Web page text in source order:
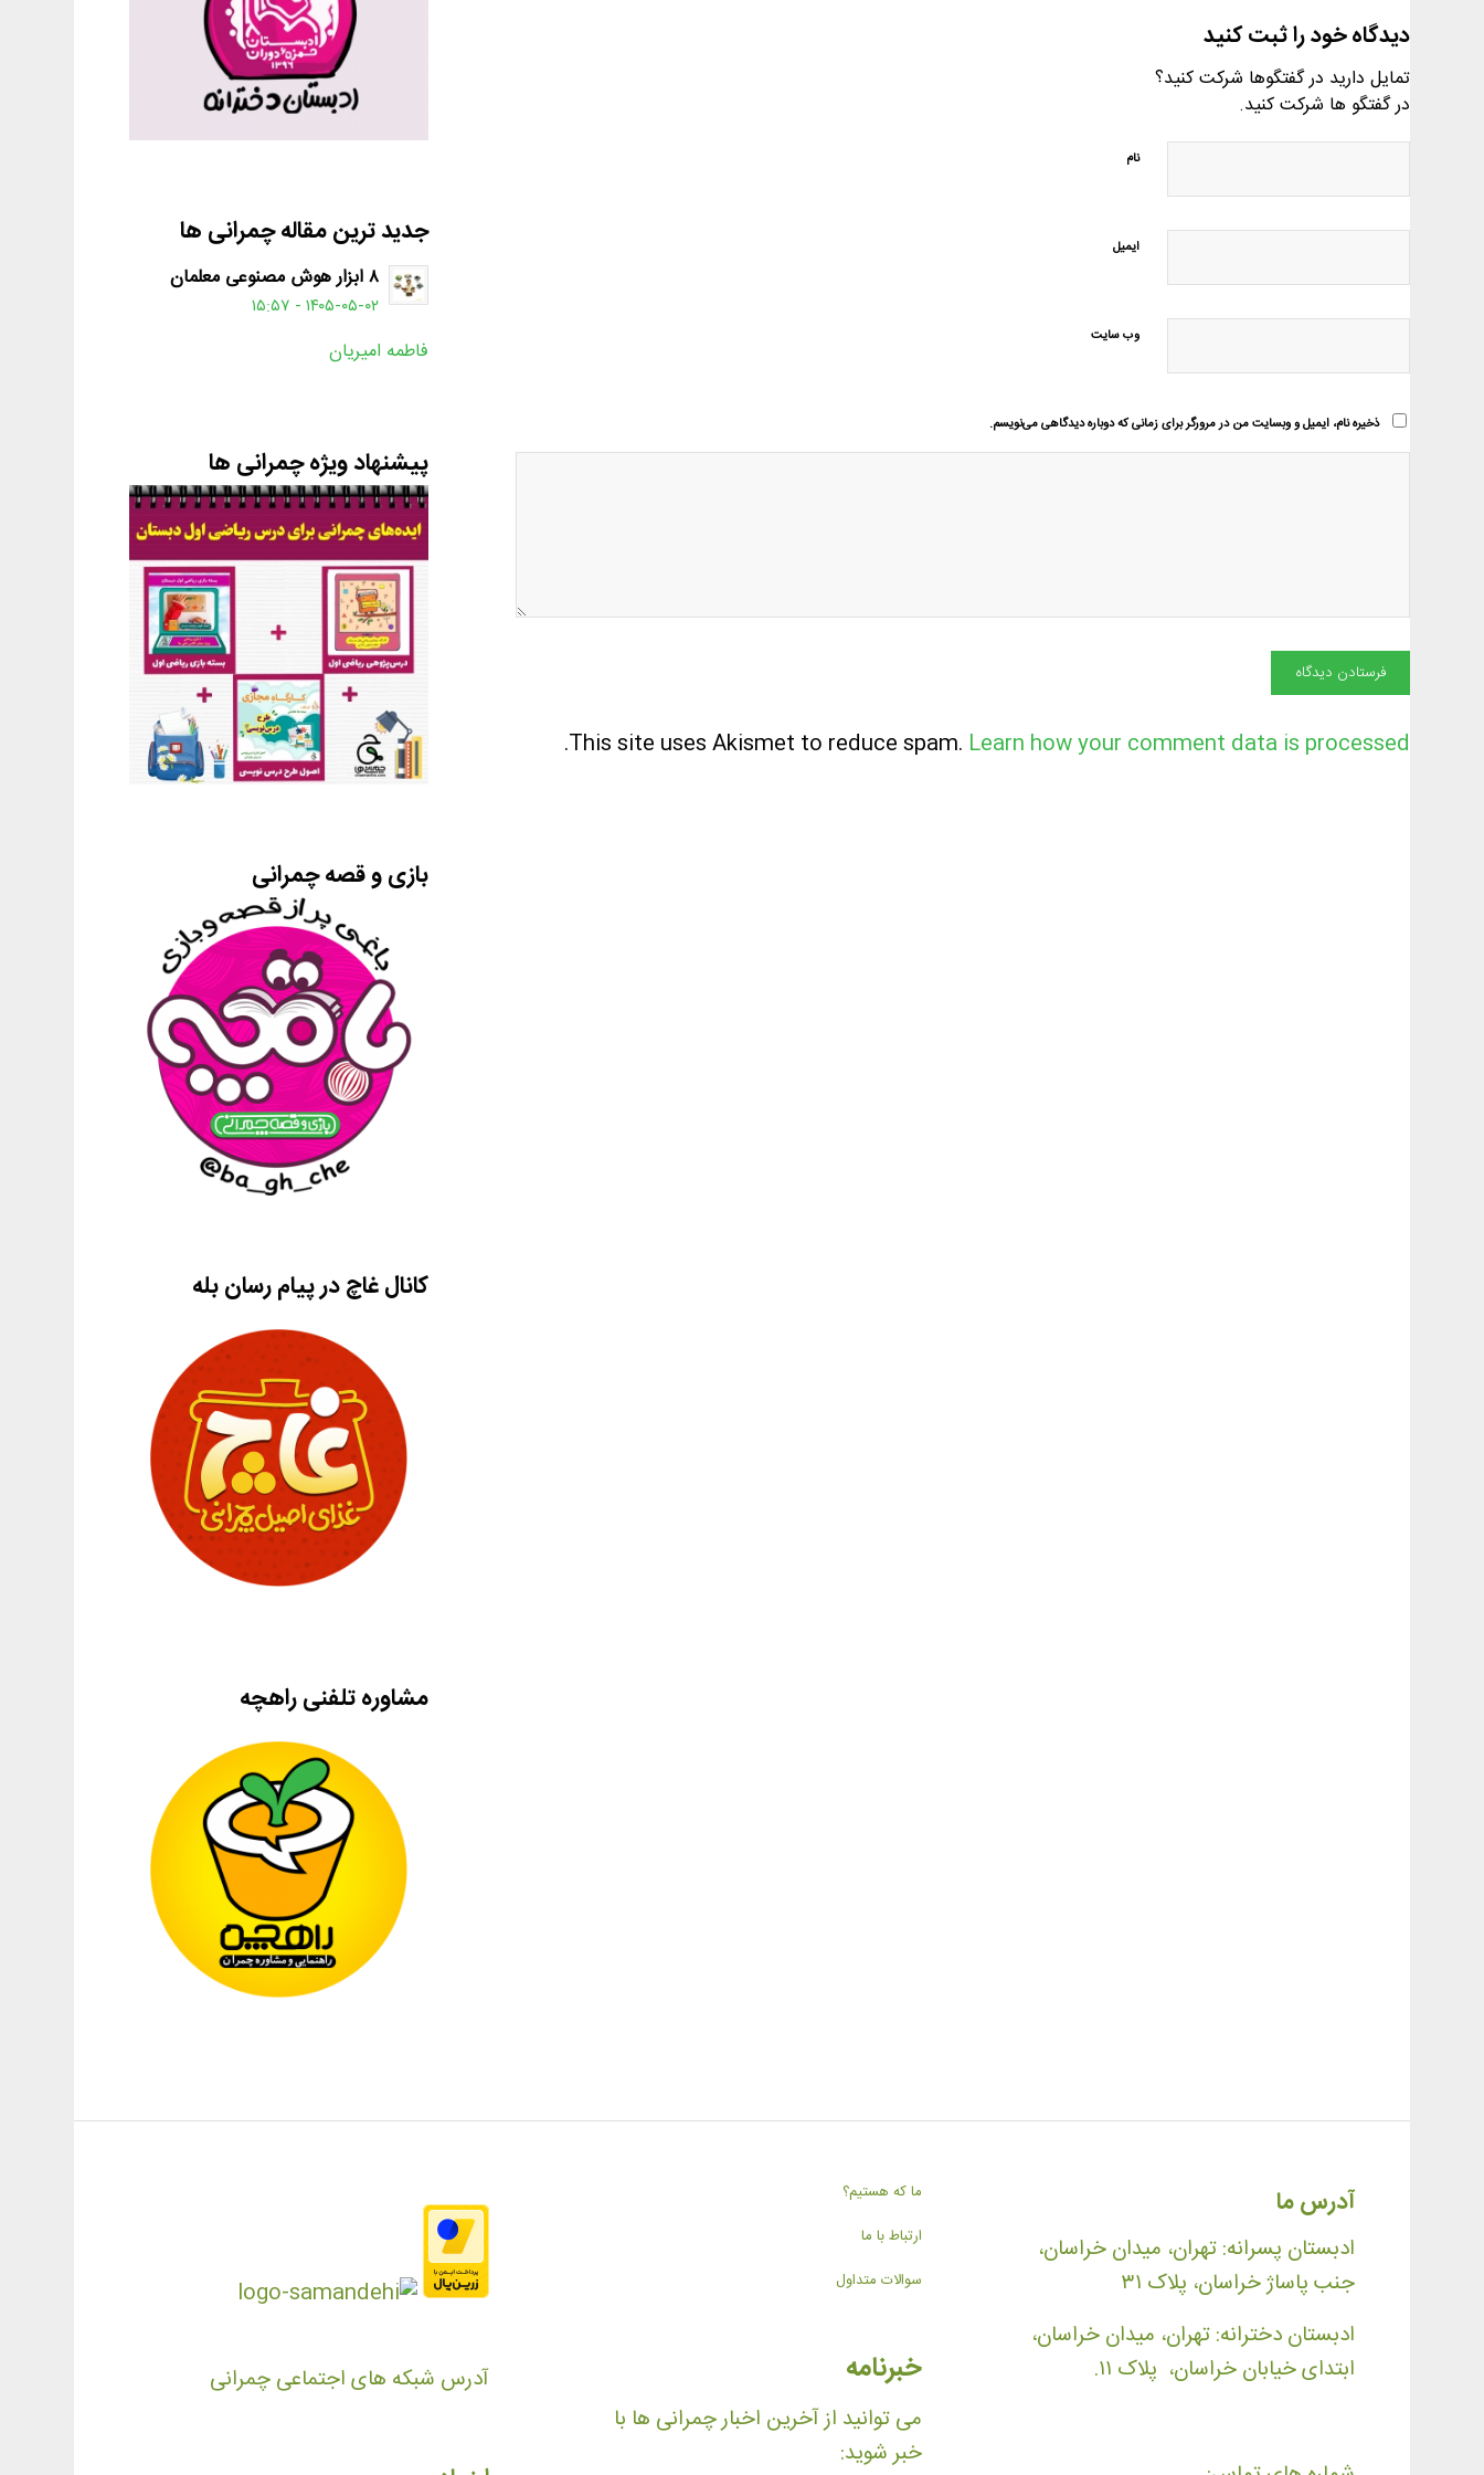
دیدگاه خود را ثبت کنید
تمایل دارید در گفتگوها شرکت کنید؟
در گفتگو ها شرکت کنید.
نام
ایمیل
وب‌ سایت
ذخیره نام، ایمیل و وبسایت من در مرورگر برای زمانی که دوباره دیدگاهی می‌نویسم.
This site uses Akismet to reduce spam. Learn how your comment data is processed
.
جدید ترین مقاله چمرانی ها
۸ ابزار هوش مصنوعی معلمان
۱۴۰۵-۰۵-۰۲ - ۱۵:۵۷
فاطمه امیریان
پیشنهاد ویژه چمرانی ها
بازی و قصه چمرانی
کانال غاچ در پیام رسان بله
مشاوره تلفنی راهچه
آدرس ما
ادبستان پسرانه: تهران، میدان خراسان،
جنب پاساژ خراسان، پلاک ۳۱
ادبستان دخترانه: تهران، میدان خراسان،
ابتدای خیابان خراسان، پلاک ۱۱.
ما که هستیم؟
ارتباط با ما
سوالات متداول
خبرنامه
می توانید از آخرین اخبار چمرانی ها با
خبر شوید:
آدرس شبکه های اجتماعی چمرانی